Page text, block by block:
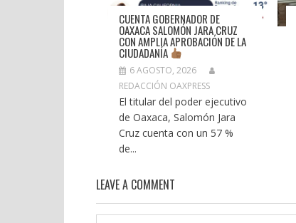
CUENTA GOBERNADOR DE
OAXACA SALOMÓN JARA CRUZ
CON AMPLIA APROBACIÓN DE LA
CIUDADANÍA
6 AGOSTO, 2026
REDACCIÓN OAXPRESS
El titular del poder ejecutivo
de Oaxaca, Salomón Jara
Cruz cuenta con un 57 %
de...
LEAVE A COMMENT